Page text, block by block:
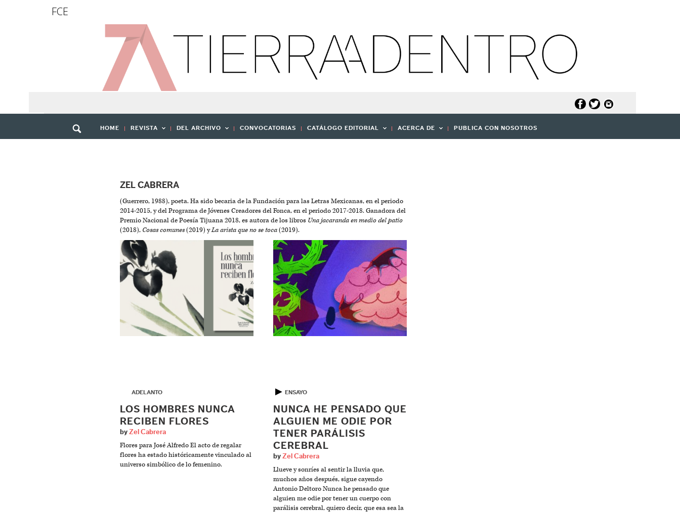
FCE
HOME REVISTA DEL ARCHIVO CONVOCATORIAS CATÁLOGO EDITORIAL ACERCA DE PUBLICA CON NOSOTROS
ZEL CABRERA
(Guerrero, 1988), poeta. Ha sido becaria de la Fundación para las Letras Mexicanas, en el periodo
2014-2015, y del Programa de Jóvenes Creadores del Fonca, en el periodo 2017-2018. Ganadora del
Premio Nacional de Poesía Tijuana 2018, es autora de los libros Una jacaranda en medio del patio
(2018), Cosas comunes(2019) yLa arista que no se toca(2019).
ADELANTO
LOS HOMBRES NUNCA
RECIBEN FLORES
by Zel Cabrera
Flores para José Alfredo El acto de regalar
flores ha estado históricamente vinculado al
universo simbólico de lo femenino.
▶ ENSAYO
NUNCA HE PENSADO QUE
ALGUIEN ME ODIE POR
TENER PARÁLISIS
CEREBRAL
by Zel Cabrera
Llueve y sonríes al sentir la lluvia que,
muchos años después, sigue cayendo
Antonio Deltoro Nunca he pensado que
alguien me odie por tener un cuerpo con
parálisis cerebral, quiero decir, que esa sea la